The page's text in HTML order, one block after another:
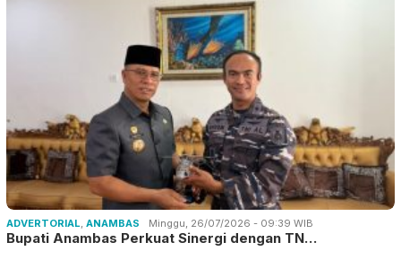
ADVERTORIAL, ANAMBAS Minggu, 26/07/2026 - 09:39 WIB
Bupati Anambas Perkuat Sinergi dengan TN…